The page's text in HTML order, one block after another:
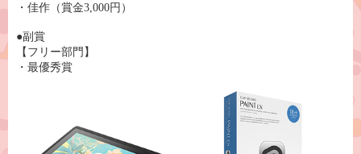
・佳作（賞金3,000円）
●副賞
【フリー部門】
・最優秀賞